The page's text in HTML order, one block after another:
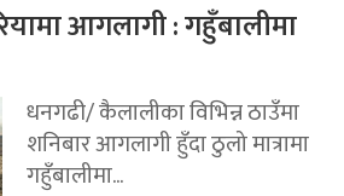
आगलागी : गहुँबालीमा
धनगढी/ कैलालीका विभिन्न ठाउँमा
शनिबार आगलागी हुँदा ठुलो मात्रामा
गहुँबालीमा...